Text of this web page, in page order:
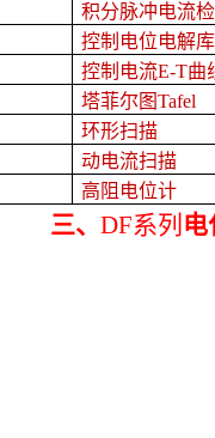
积分脉冲电流
控制电位电解
控制电流E-T曲
塔菲尔图Tafel
环形扫描
动电流扫描
高阻电位计
三、 DF系列 电